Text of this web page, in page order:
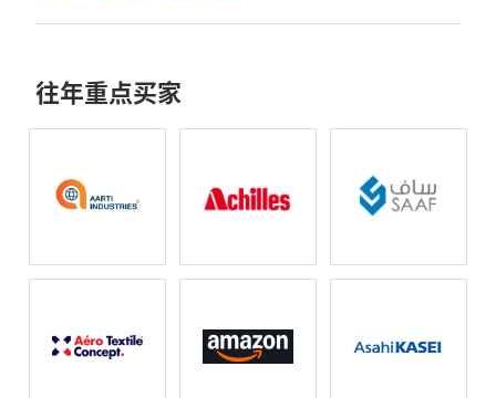
往年重点买家